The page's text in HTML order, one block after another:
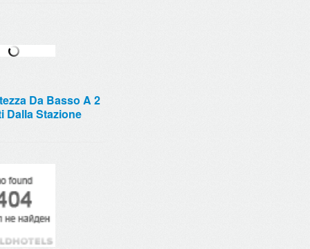
Da Basso A 2
Dalla Stazione